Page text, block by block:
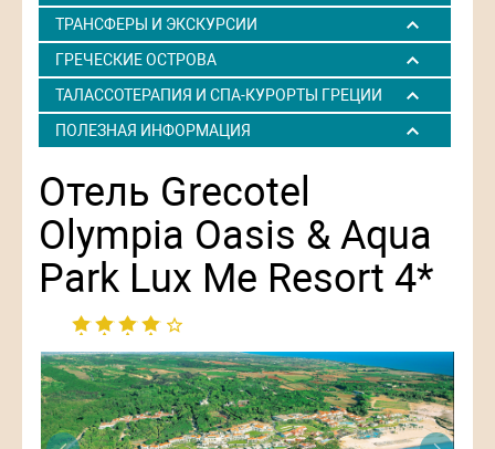
ТРАНСФЕРЫ И ЭКСКУРСИИ
ГРЕЧЕСКИЕ ОСТРОВА
ТАЛАССОТЕРАПИЯ И СПА-КУРОРТЫ ГРЕЦИИ
ПОЛЕЗНАЯ ИНФОРМАЦИЯ
Отель Grecotel
Olympia Oasis & Aqua
Park Lux Me Resort 4*